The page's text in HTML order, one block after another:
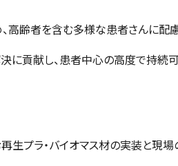
高齢者を含む多様な患者さんに配
に貢献し、患者中心の高度で持続
生プラ・バイオマス材の実装と現